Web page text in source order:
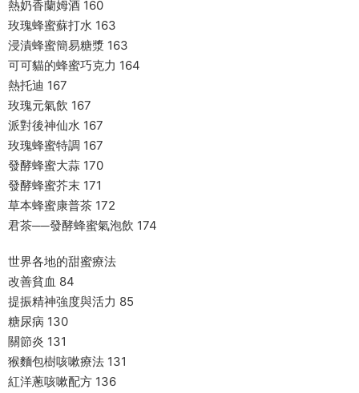
熱奶香蘭姆酒 160
玫瑰蜂蜜蘇打水 163
浸漬蜂蜜簡易糖漿 163
可可貓的蜂蜜巧克力 164
熱托迪 167
玫瑰元氣飲 167
派對後神仙水 167
玫瑰蜂蜜特調 167
發酵蜂蜜大蒜 170
發酵蜂蜜芥末 171
草本蜂蜜康普茶 172
君茶──發酵蜂蜜氣泡飲 174
世界各地的甜蜜療法
改善貧血 84
提振精神強度與活力 85
糖尿病 130
關節炎 131
猴麵包樹咳嗽療法 131
紅洋蔥咳嗽配方 136